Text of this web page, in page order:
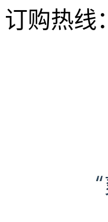
订购热线：